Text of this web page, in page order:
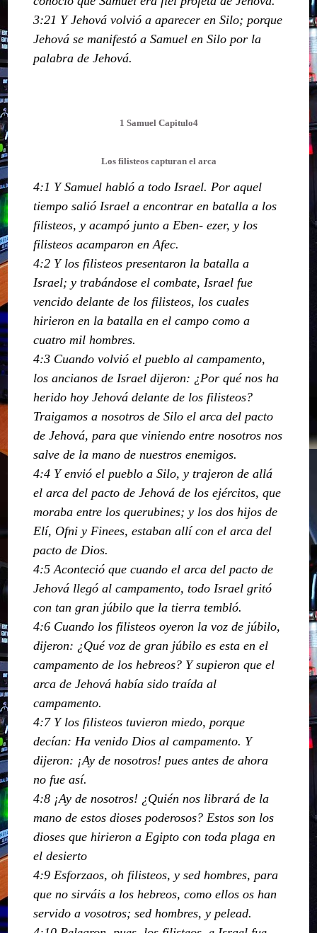
3:21 Y Jehová volvió a aparecer en Silo; porque
Jehová se manifestó a Samuel en Silo por la
palabra de Jehová.
1 Samuel Capitulo4
Los filisteos capturan el arca
4:1 Y Samuel habló a todo Israel. Por aquel
tiempo salió Israel a encontrar en batalla a los
filisteos, y acampó junto a Eben- ezer, y los
filisteos acamparon en Afec.
4:2 Y los filisteos presentaron la batalla a
Israel; y trabándose el combate, Israel fue
vencido delante de los filisteos, los cuales
hirieron en la batalla en el campo como a
cuatro mil hombres.
4:3 Cuando volvió el pueblo al campamento,
los ancianos de Israel dijeron: ¿Por qué nos ha
herido hoy Jehová delante de los filisteos?
Traigamos a nosotros de Silo el arca del pacto
de Jehová, para que viniendo entre nosotros nos
salve de la mano de nuestros enemigos.
4:4 Y envió el pueblo a Silo, y trajeron de allá
el arca del pacto de Jehová de los ejércitos, que
moraba entre los querubines; y los dos hijos de
Elí, Ofni y Finees, estaban allí con el arca del
pacto de Dios.
4:5 Aconteció que cuando el arca del pacto de
Jehová llegó al campamento, todo Israel gritó
con tan gran júbilo que la tierra tembló.
4:6 Cuando los filisteos oyeron la voz de júbilo,
dijeron: ¿Qué voz de gran júbilo es esta en el
campamento de los hebreos? Y supieron que el
arca de Jehová había sido traída al
campamento.
4:7 Y los filisteos tuvieron miedo, porque
decían: Ha venido Dios al campamento. Y
dijeron: ¡Ay de nosotros! pues antes de ahora
no fue así.
4:8 ¡Ay de nosotros! ¿Quién nos librará de la
mano de estos dioses poderosos? Estos son los
dioses que hirieron a Egipto con toda plaga en
el desierto
4:9 Esforzaos, oh filisteos, y sed hombres, para
que no sirváis a los hebreos, como ellos os han
servido a vosotros; sed hombres, y pelead.